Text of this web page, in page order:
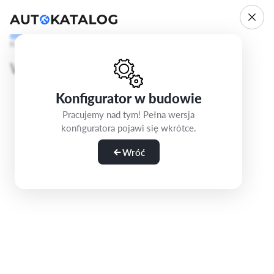
Konfigurator w budowie
Pracujemy nad tym! Pełna wersja
konfiguratora pojawi się wkrótce.
Wróć
Krok 1/5
Wybierz wersję